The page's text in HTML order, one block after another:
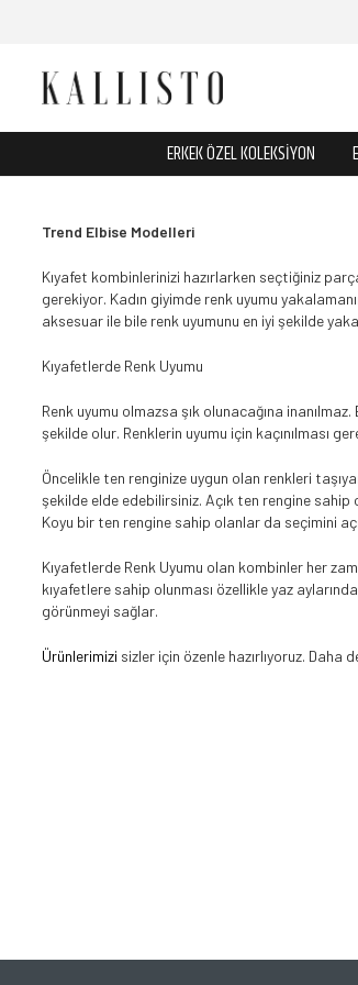
ERKEK ÖZEL KOLEKSİYON
Trend Elbise Modelleri
Kıyafet kombinlerinizi hazırlarken seçtiğiniz
gerekiyor. Kadın giyimde renk uyumu
aksesuar ile bile renk uyumunu en iyi şekilde
Kıyafetlerde Renk Uyumu
Renk uyumu olmazsa şık olunacağına
şekilde olur. Renklerin uyumu için kaçınılması
Öncelikle ten renginize uygun olan renkleri
şekilde elde edebilirsiniz. Açık ten rengine
Koyu bir ten rengine sahip olanlar da seçimini
Kıyafetlerde Renk Uyumu olan kombinler her
kıyafetlere sahip olunması özellikle yaz
görünmeyi sağlar.
Ürünlerimizi sizler için özenle hazırlıyoruz. Daha